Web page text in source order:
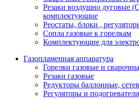
Резаки воздушно дуговые
комплектующие
Реостаты, блоки ,
Сопла газовые к горелкам
Комплектующие для
Газопламенная аппаратура
Горелки газовые и
Резаки газовые
Редукторы баллонные,
Регуляторы и подогреватели